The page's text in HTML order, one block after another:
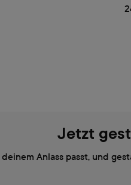
Jetzt
deinem Anlass passt, und